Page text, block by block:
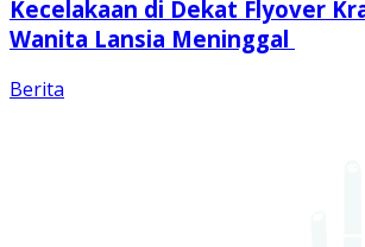
Kecelakaan di Dekat Flyover
Wanita Lansia Meninggal
Berita